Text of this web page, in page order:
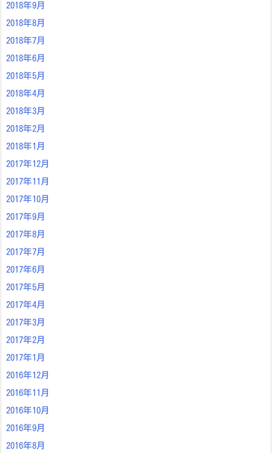
2018年9月
2018年8月
2018年7月
2018年6月
2018年5月
2018年4月
2018年3月
2018年2月
2018年1月
2017年12月
2017年11月
2017年10月
2017年9月
2017年8月
2017年7月
2017年6月
2017年5月
2017年4月
2017年3月
2017年2月
2017年1月
2016年12月
2016年11月
2016年10月
2016年9月
2016年8月